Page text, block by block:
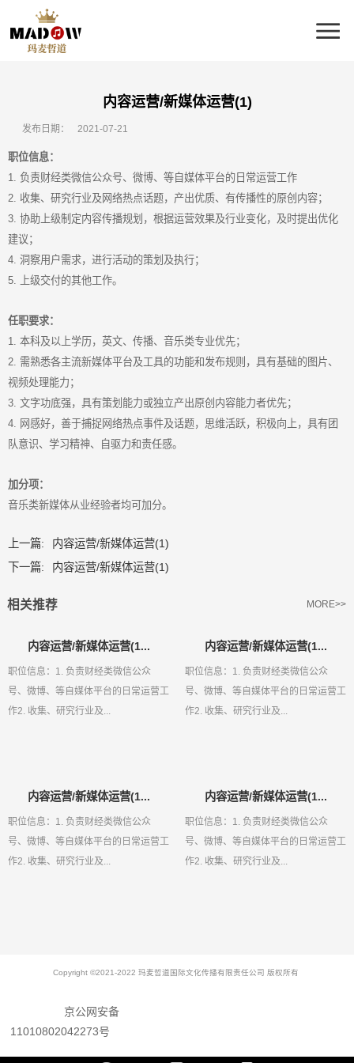
内容运营/新媒体运营(1)
发布日期： 2021-07-21
职位信息：
1. 负责财经类微信公众号、微博、等自媒体平台的日常运营工作
2. 收集、研究行业及网络热点话题，产出优质、有传播性的原创内容；
3. 协助上级制定内容传播规划，根据运营效果及行业变化，及时提出优化
建议；
4. 洞察用户需求，进行活动的策划及执行；
5. 上级交付的其他工作。
任职要求：
1. 本科及以上学历，英文、传播、音乐类专业优先；
2. 需熟悉各主流新媒体平台及工具的功能和发布规则，具有基础的图片、
视频处理能力；
3. 文字功底强，具有策划能力或独立产出原创内容能力者优先；
4. 网感好，善于捕捉网络热点事件及话题，思维活跃，积极向上，具有团
队意识、学习精神、自驱力和责任感。
加分项：
音乐类新媒体从业经验者均可加分。
上一篇:
内容运营/新媒体运营(1)
下一篇:
内容运营/新媒体运营(1)
相关推荐 MORE>>
内容运营/新媒体运营(1...
职位信息：1. 负责财经类微信公众
号、微博、等自媒体平台的日常运营工
作2. 收集、研究行业及...
内容运营/新媒体运营(1...
职位信息：1. 负责财经类微信公众
号、微博、等自媒体平台的日常运营工
作2. 收集、研究行业及...
内容运营/新媒体运营(1...
职位信息：1. 负责财经类微信公众
号、微博、等自媒体平台的日常运营工
作2. 收集、研究行业及...
内容运营/新媒体运营(1...
职位信息：1. 负责财经类微信公众
号、微博、等自媒体平台的日常运营工
作2. 收集、研究行业及...
Copyright ©2021-2022 玛麦哲道国际文化传播有限责任公司 版权所有
京公网安备
11010802042273号